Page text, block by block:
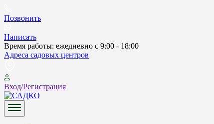
to
Позвонить
Написать
Время работы: ежедневно с 9:00 - 18:00
Адреса садовых центров
Вход/Регистрация
САДКО